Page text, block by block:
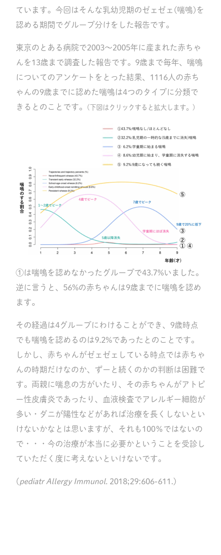
ています。今回はそんな乳幼児期のゼェゼェ(喘鳴)を
認める期間でグループ分けをした報告です。
東京のとある病院で2003〜2005年に産まれた赤ちゃ
んを13歳まで調査した報告です。9歳まで毎年、喘鳴
についてのアンケートをとった結果、1116人の赤ち
ゃんの9歳までに認めた喘鳴は4つのタイプに分類で
きるとのことです。
(下図はクリックすると拡大します。)
①は喘鳴を認めなかったグループで43.7%いました。
逆に言うと、56%の赤ちゃんは9歳までに喘鳴を認め
ます。
その経過は4グループにわけることができ、9歳時点
でも喘鳴を認めるのは9.2%であったとのことです。
しかし、赤ちゃんがゼェゼェしている時点では赤ちゃ
んの時期だけなのか、ずーと続くのかの判断は困難で
す。両親に喘息の方がいたり、その赤ちゃんがアトピ
ー性皮膚炎であったり、血液検査でアレルギー細胞が
多い・ダニが陽性などがあれば治療を長くしないとい
けないかなとは思いますが、それも100％ではないの
で・・・今の治療が本当に必要かということを受診し
ていただく度に考えないといけないです。
( pediatr Allergy Immunol. 2018;29:606-611.)